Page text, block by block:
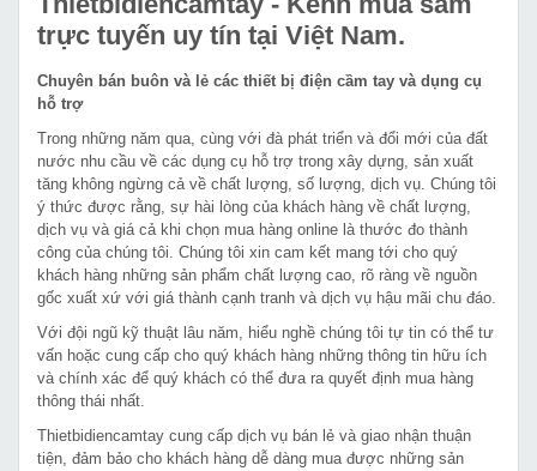
trực tuyến uy tín tại Việt Nam.
Chuyên bán buôn và lẻ các thiết bị điện cầm tay và dụng cụ
hỗ trợ
Trong những năm qua, cùng với đà phát triển và đổi mới của đất
nước nhu cầu về các dụng cụ hỗ trợ trong xây dựng, sản xuất
tăng không ngừng cả về chất lượng, số lượng, dịch vụ. Chúng tôi
ý thức được rằng, sự hài lòng của khách hàng về chất lượng,
dịch vụ và giá cả khi chọn mua hàng online là thước đo thành
công của chúng tôi. Chúng tôi xin cam kết mang tới cho quý
khách hàng những sản phẩm chất lượng cao, rõ ràng về nguồn
gốc xuất xứ với giá thành cạnh tranh và dịch vụ hậu mãi chu đáo.
Với đội ngũ kỹ thuật lâu năm, hiểu nghề chúng tôi tự tin có thể tư
vấn hoặc cung cấp cho quý khách hàng những thông tin hữu ích
và chính xác để quý khách có thể đưa ra quyết định mua hàng
thông thái nhất.
Thietbidiencamtay cung cấp dịch vụ bán lẻ và giao nhận thuận
tiện, đảm bảo cho khách hàng dễ dàng mua được những sản